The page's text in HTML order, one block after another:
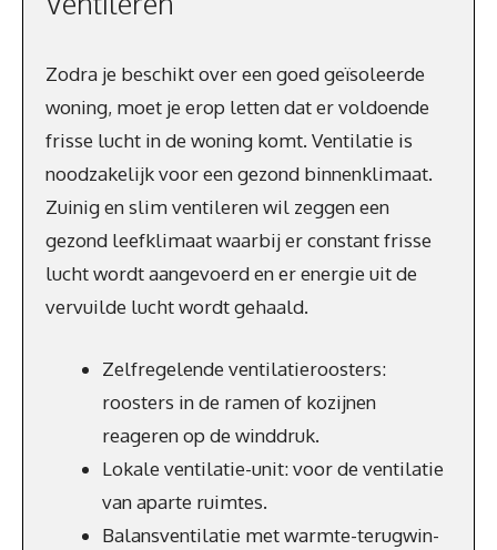
Zodra je beschikt over een goed geïsoleerde
woning, moet je erop letten dat er voldoende
frisse lucht in de woning komt. Ventilatie is
noodzakelijk voor een gezond binnenklimaat.
Zuinig en slim ventileren wil zeggen een
gezond leefklimaat waarbij er constant frisse
lucht wordt aangevoerd en er energie uit de
vervuilde lucht wordt gehaald.
Zelfregelende ventilatieroosters:
roosters in de ramen of kozijnen
reageren op de winddruk.
Lokale ventilatie-unit: voor de ventilatie
van aparte ruimtes.
Balansventilatie met warmte-terugwin-